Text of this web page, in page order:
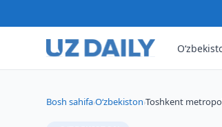
Bosh sahifa›O‘zbekiston›Toshkent